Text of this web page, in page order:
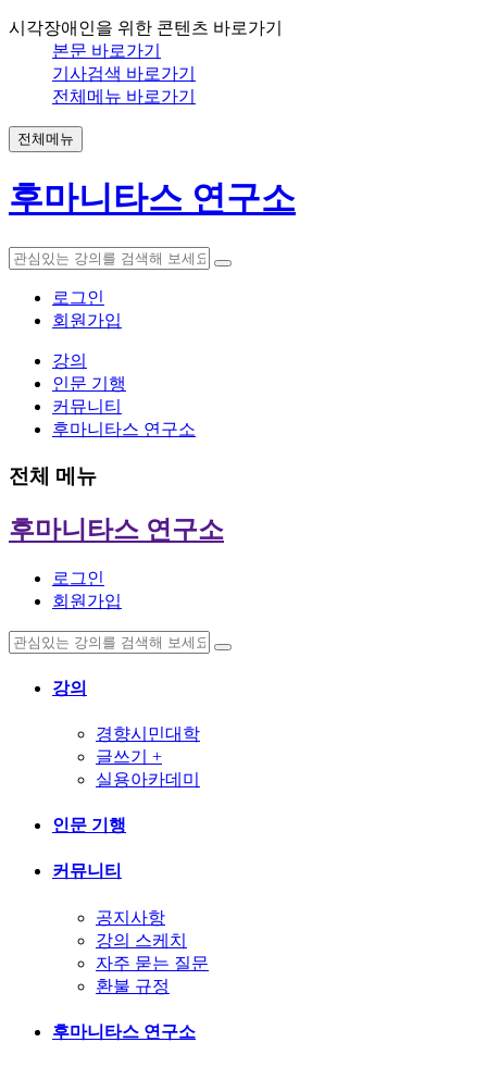
시각장애인을 위한 콘텐츠 바로가기
본문 바로가기
기사검색 바로가기
전체메뉴 바로가기
전체메뉴
후마니타스 연구소
로그인
회원가입
강의
인문 기행
커뮤니티
후마니타스 연구소
전체 메뉴
후마니타스 연구소
로그인
회원가입
강의
경향시민대학
글쓰기 +
실용아카데미
인문 기행
커뮤니티
공지사항
강의 스케치
자주 묻는 질문
환불 규정
후마니타스 연구소